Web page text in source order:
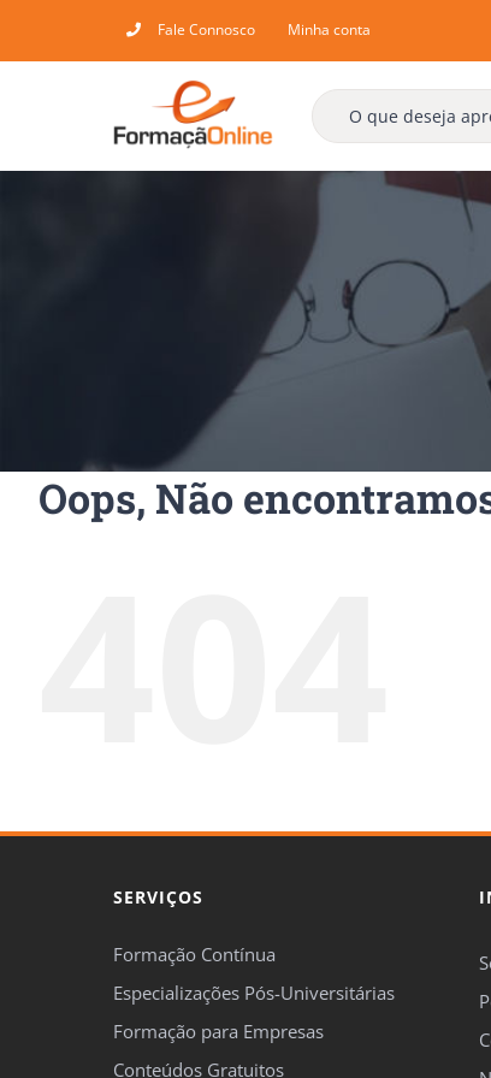
to
Fale Connosco Minha conta
Oops, Não
SERVIÇOS
Formação Contínua
Especializações Pós-Universitárias
Formação para Empresas
Conteúdos Gratuitos